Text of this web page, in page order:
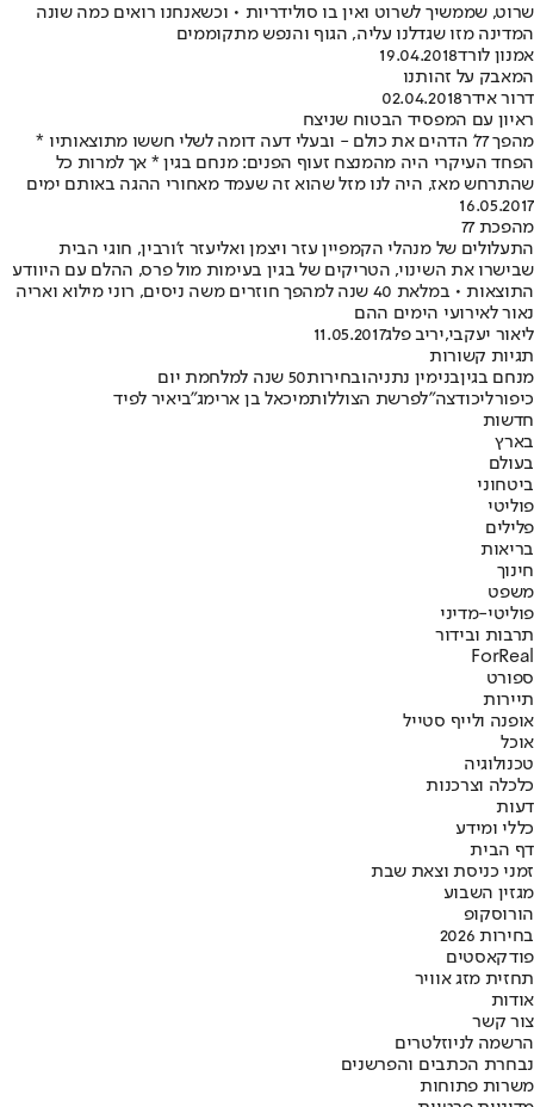
שרוט, שממשיך לשרוט ואין בו סולידריות • וכשאנחנו רואים כמה שונה
המדינה מזו שגדלנו עליה, הגוף והנפש מתקוממים
אמנון לורד19.04.2018
המאבק על זהותנו
דרור אידר02.04.2018
ראיון עם המפסיד הבטוח שניצח
מהפך 77' הדהים את כולם - ובעלי דעה דומה לשלי חששו מתוצאותיו *
הפחד העיקרי היה מהמנצח זעוף הפנים: מנחם בגין * אך למרות כל
שהתרחש מאז, היה לנו מזל שהוא זה שעמד מאחורי ההגה באותם ימים
16.05.2017
מהפכת 77
התעלולים של מנהלי הקמפיין עזר ויצמן ואליעזר ז'ורבין, חוגי הבית
שבישרו את השינוי, הטריקים של בגין בעימות מול פרס, ההלם עם היוודע
התוצאות • במלאת 40 שנה למהפך חוזרים משה ניסים, רוני מילוא ואריה
נאור לאירועי הימים ההם
ליאור יעקבי,יריב פלג11.05.2017
תגיות קשורות
מנחם בגיןבנימין נתניהובחירות
50 שנה למלחמת יום
כיפורליכודצה"לפרשת הצוללותמיכאל בן ארימג"ביאיר לפיד
חדשות
בארץ
בעולם
ביטחוני
פוליטי
פלילים
בריאות
חינוך
משפט
פוליטי-מדיני
תרבות ובידור
ForReal
ספורט
תיירות
אופנה ולייף סטייל
אוכל
טכנולוגיה
כלכלה וצרכנות
דעות
כללי ומידע
דף הבית
זמני כניסת וצאת שבת
מגזין השבוע
הורוסקופ
בחירות 2026
פודקאסטים
תחזית מזג אוויר
אודות
צור קשר
הרשמה לניוזלטרים
נבחרת הכתבים והפרשנים
משרות פתוחות